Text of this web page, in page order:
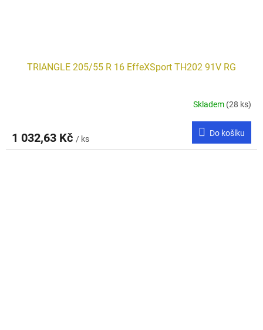
TRIANGLE 205/55 R 16 EffeXSport TH202 91V RG
Skladem (28 ks)
1 032,63 Kč / ks
Do košíku